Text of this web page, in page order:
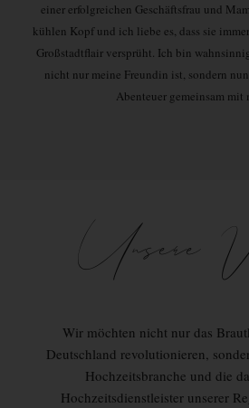
einer erfolgreichen Geschäftsfrau und
kühlen Kopf und ich liebe es, dass sie
Großstadtflair versprüht. Ich bin
nicht nur meine Freundin ist, sondern
Abenteuer gemeinsam mit
Unsere
Wir möchten nicht nur das
Deutschland revolutionieren,
Hochzeitsbranche und die
Hochzeitsdienstleister unserer